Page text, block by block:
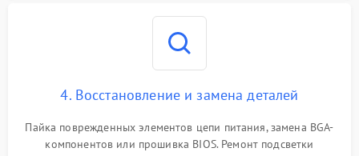
4. Восстановление и замена деталей
Пайка поврежденных элементов цепи питания, замена BGA-
компонентов или прошивка BIOS. Ремонт подсветки